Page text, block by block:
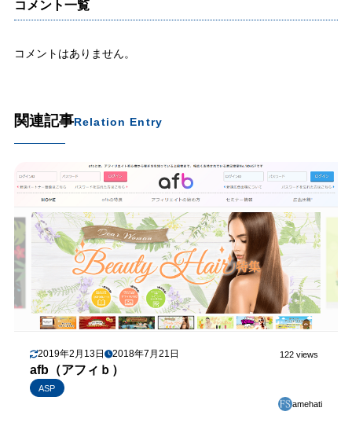
コメント一覧
コメントはありません。
関連記事Relation Entry
2019年2月13日 2018年7月21日 122 views
afb（アフィｂ）
ASP
amehati